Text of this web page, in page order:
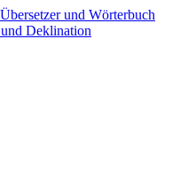
und Deklination